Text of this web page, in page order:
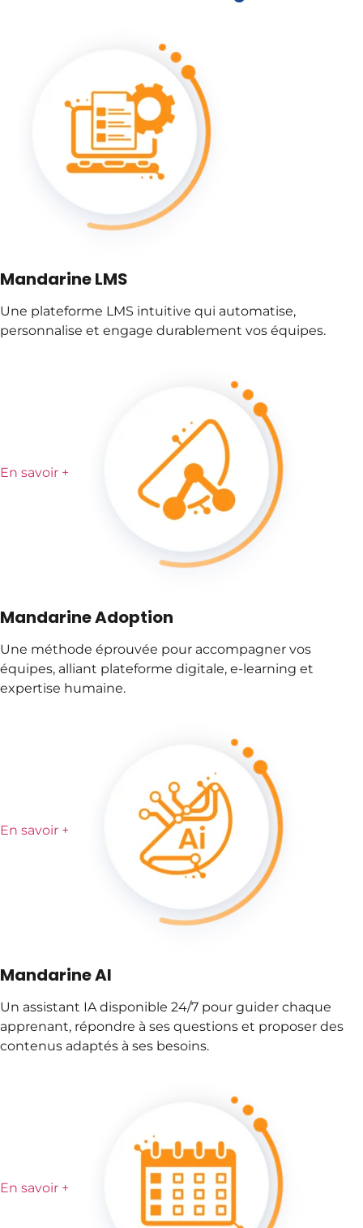
Mandarine LMS
Une plateforme LMS intuitive qui automatise,
personnalise et engage durablement vos équipes.
En savoir +
Mandarine Adoption
Une méthode éprouvée pour accompagner vos
équipes, alliant plateforme digitale, e-learning et
expertise humaine.
En savoir +
Mandarine AI
Un assistant IA disponible 24/7 pour guider chaque
apprenant, répondre à ses questions et proposer des
contenus adaptés à ses besoins.
En savoir +